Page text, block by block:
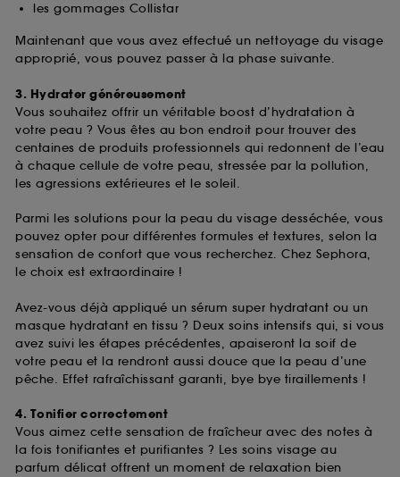
les gommages Collistar
Maintenant que vous avez effectué un nettoyage du visage
approprié, vous pouvez passer à la phase suivante.
3. Hydrater généreusement
Vous souhaitez offrir un véritable boost d’hydratation à
votre peau ? Vous êtes au bon endroit pour trouver des
centaines de produits professionnels qui redonnent de l’eau
à chaque cellule de votre peau, stressée par la pollution,
les agressions extérieures et le soleil.
Parmi les solutions pour la peau du visage desséchée, vous
pouvez opter pour différentes formules et textures, selon la
sensation de confort que vous recherchez. Chez Sephora,
le choix est extraordinaire !
Avez-vous déjà appliqué un sérum super hydratant ou un
masque hydratant en tissu ? Deux soins intensifs qui, si vous
avez suivi les étapes précédentes, apaiseront la soif de
votre peau et la rendront aussi douce que la peau d’une
pêche. Effet rafraîchissant garanti, bye bye tiraillements !
4. Tonifier correctement
Vous aimez cette sensation de fraîcheur avec des notes à
la fois tonifiantes et purifiantes ? Les soins visage au
parfum délicat offrent un moment de relaxation bien